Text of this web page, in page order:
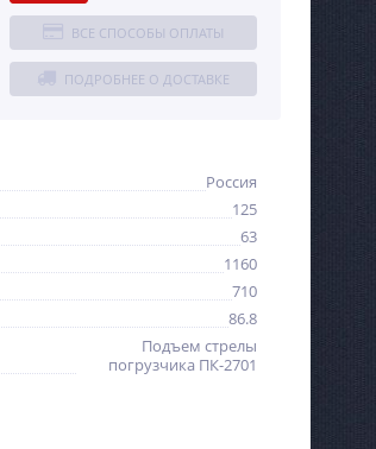
ВСЕ СПОСОБЫ ОПЛАТЫ
ПОДРОБНЕЕ О ДОСТАВКЕ
Россия
125
63
1160
710
86.8
Подъем стрелы
погрузчика ПК-2701